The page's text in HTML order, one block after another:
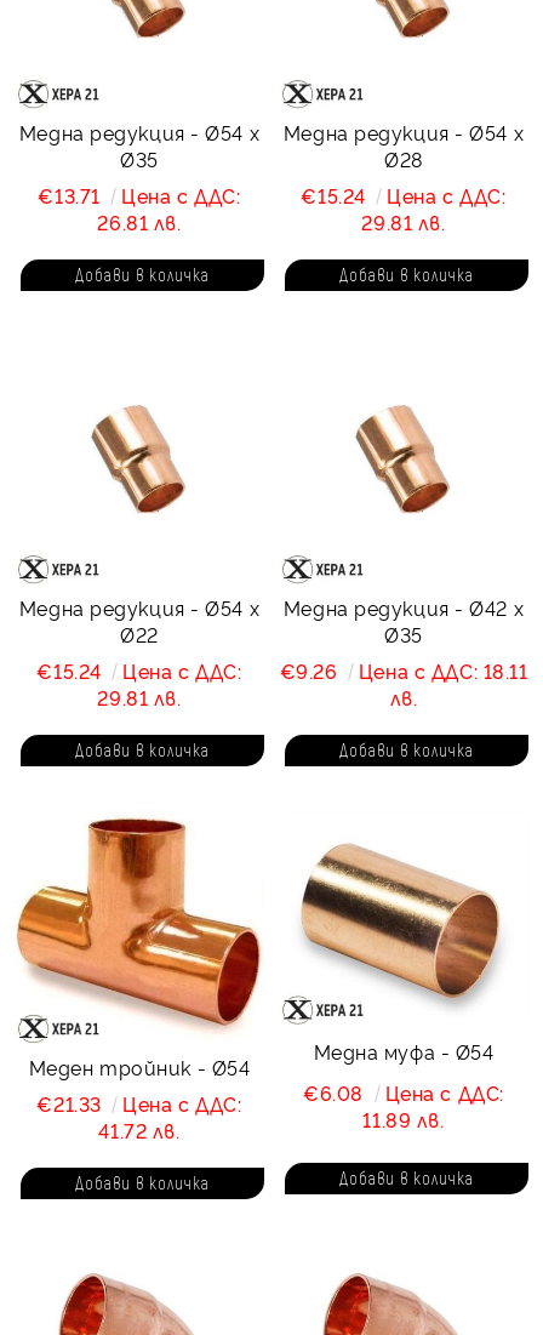
Медна редукция - Ø54 x
Ø35
€13.71
Цена с ДДС:
26.81 лв.
Медна редукция - Ø54 x
Ø28
€15.24
Цена с ДДС:
29.81 лв.
Медна редукция - Ø54 x
Ø22
€15.24
Цена с ДДС:
29.81 лв.
Медна редукция - Ø42 x
Ø35
€9.26
Цена с ДДС: 18.11
лв.
Меден тройник - Ø54
€21.33
Цена с ДДС:
41.72 лв.
Медна муфа - Ø54
€6.08
Цена с ДДС:
11.89 лв.